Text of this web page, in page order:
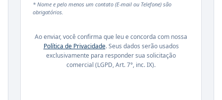
* Nome e pelo menos um contato (E-mail ou Telefone) são
obrigatórios.
Ao enviar, você confirma que leu e concorda com nossa
Política de Privacidade. Seus dados serão usados
exclusivamente para responder sua solicitação
comercial (LGPD, Art. 7°, inc. IX).